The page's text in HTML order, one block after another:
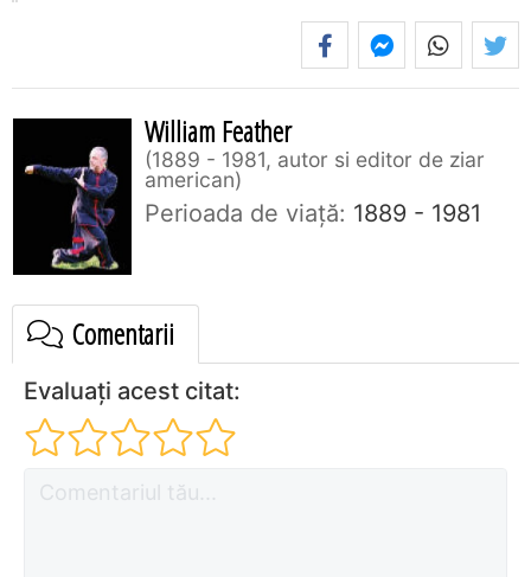
William Feather
1889 - 1981, autor si editor de ziar
american
Perioada de viaţă: 1889 - 1981
Comentarii
Evaluați acest citat: